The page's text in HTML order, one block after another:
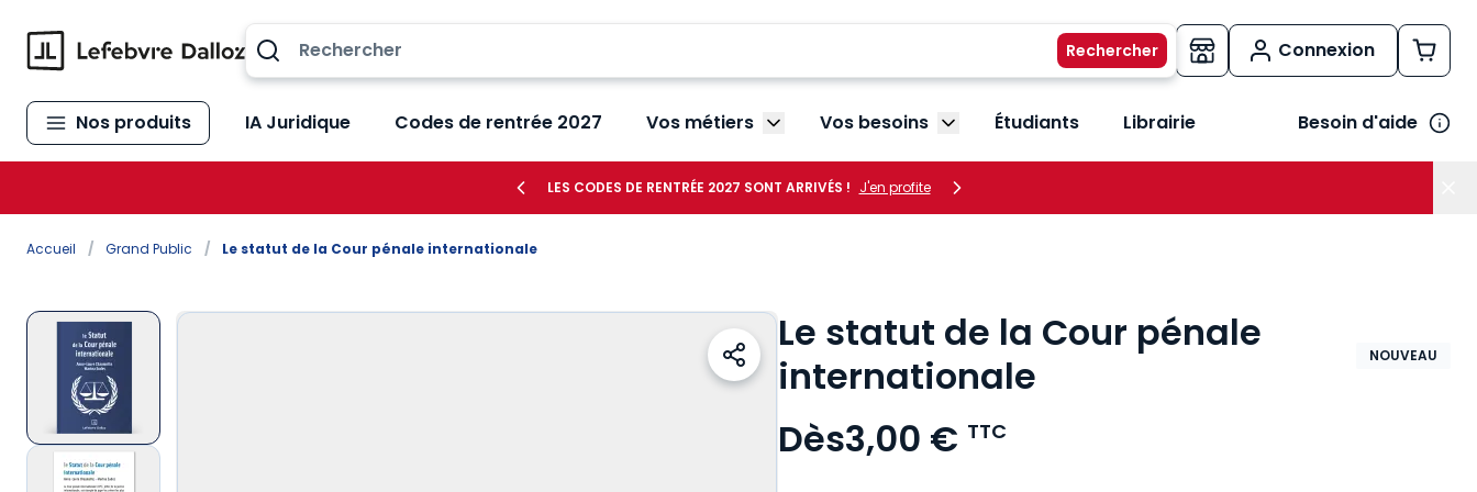
Connexion
Nos produits IA Juridique Codes de rentrée 2027 Vos métiers Afficher le sous-menu Vos métiers
Vos besoins Afficher le sous-menu Vos besoins
Étudiants Librairie Besoin d'aide
LES CODES DE RENTRÉE 2027 SONT ARRIVÉS ! J'en profite
Accueil / Grand Public / Le statut de la Cour pénale internationale
Le statut de la Cour pénale
internationale
NOUVEAU
Dès3,00 € TTC